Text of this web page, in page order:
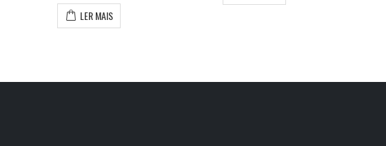
LER MAIS